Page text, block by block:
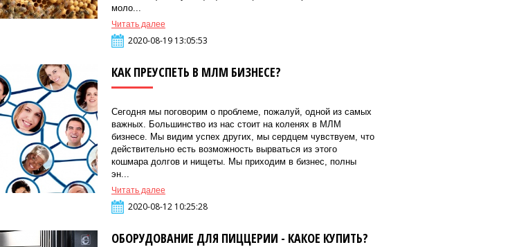
моло...
Читать далее
2020-08-19 13:05:53
КАК ПРЕУСПЕТЬ В МЛМ БИЗНЕСЕ?
Сегодня мы поговорим о проблеме, пожалуй, одной из самых
важных. Большинство из нас стоит на коленях в МЛМ
бизнесе. Мы видим успех других, мы сердцем чувствуем, что
действительно есть возможность вырваться из этого
кошмара долгов и нищеты. Мы приходим в бизнес, полны
эн...
Читать далее
2020-08-12 10:25:28
ОБОРУДОВАНИЕ ДЛЯ ПИЦЦЕРИИ - КАКОЕ КУПИТЬ?